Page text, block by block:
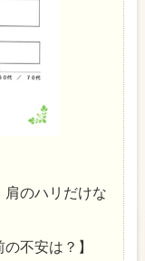
肩のハリだけな
不安は？】